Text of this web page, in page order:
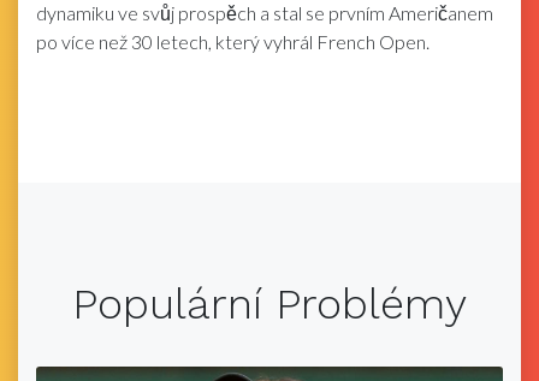
dynamiku ve svůj prospěch a stal se prvním Američanem
po více než 30 letech, který vyhrál French Open.
Populární Problémy